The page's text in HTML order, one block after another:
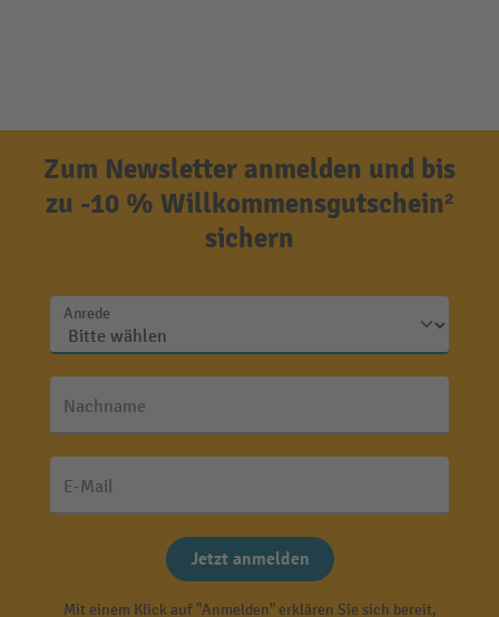
Zum Newsletter anmelden und bis
zu -10 % Willkommensgutschein²
sichern
Anrede
Nachname
E-Mail
Jetzt anmelden
Mit einem Klick auf "Anmelden" erklären Sie sich bereit,